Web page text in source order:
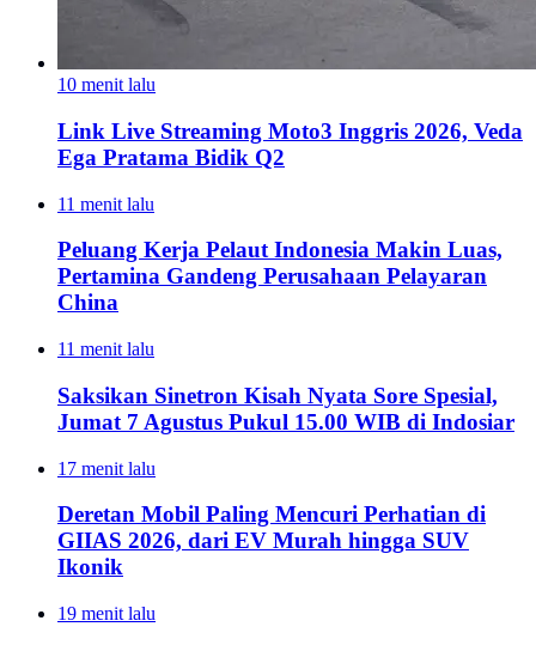
10 menit lalu
Link Live Streaming Moto3 Inggris 2026, Veda
Ega Pratama Bidik Q2
11 menit lalu
Peluang Kerja Pelaut Indonesia Makin Luas,
Pertamina Gandeng Perusahaan Pelayaran
China
11 menit lalu
Saksikan Sinetron Kisah Nyata Sore Spesial,
Jumat 7 Agustus Pukul 15.00 WIB di Indosiar
17 menit lalu
Deretan Mobil Paling Mencuri Perhatian di
GIIAS 2026, dari EV Murah hingga SUV
Ikonik
19 menit lalu